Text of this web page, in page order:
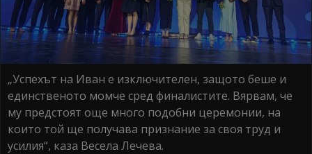
„Успехът на Иван е изключителен, защото беше и
единственото момче сред финалистите. Вярвам, че
му предстоят още много подобни церемонии, на
които той ще получава признание за своя труд и
усилия“, каза Весела Лечева.